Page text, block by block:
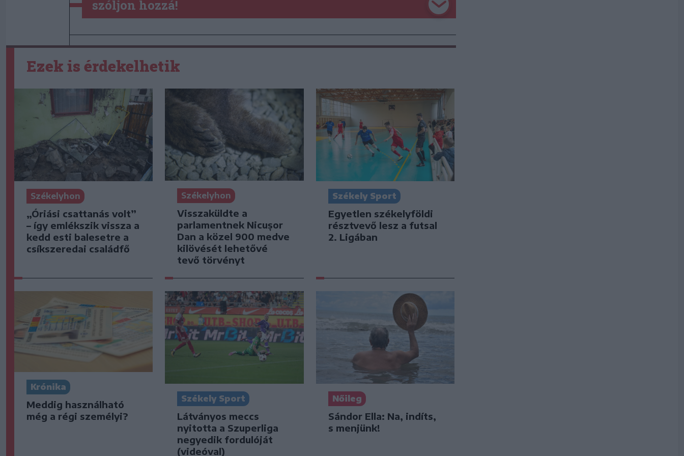
szóljon hozzá!
Ezek is érdekelhetik
Székelyhon
„Óriási csattanás volt”
– így emlékszik vissza a
kedd esti balesetre a
csíkszeredai családfő
Székelyhon
Visszaküldte a
parlamentnek Nicușor
Dan a közel 900 medve
kilövését lehetővé
tevő törvényt
Székely Sport
Egyetlen székelyföldi
résztvevő lesz a futsal
2. Ligában
Krónika
Meddig használható
még a régi személyi?
Székely Sport
Látványos meccs
nyitotta a Szuperliga
negyedik fordulóját
(videóval)
Nőileg
Sándor Ella: Na, indíts,
s menjünk!